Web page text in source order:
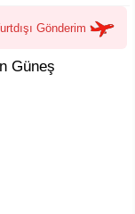
Gönderim
Güneş